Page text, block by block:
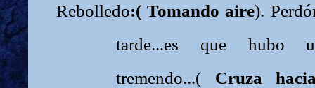
Rebolledo:( Tomando aire).
tarde...es que hubo
tremendo...( Cruza